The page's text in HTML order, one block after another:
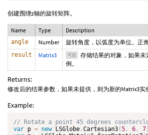
创建围绕z轴的旋转矩阵。
Name Type Description
angle Number 旋转角度，以弧度为单位。正
result Matrix3 可选
存储结果的对象，如果
例。
Returns:
修改后的结果参数，如果未提供，则为新的Matrix3实
Example:
var p = new LSGlobe .Cartesian3(5 , 6 , 7)